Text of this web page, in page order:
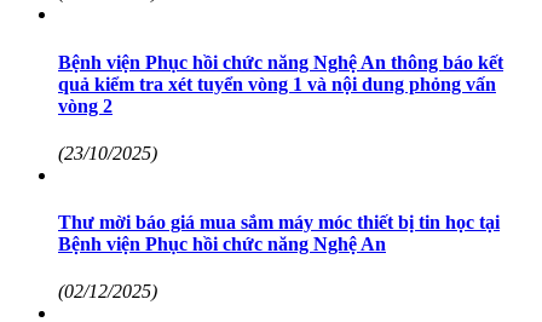
Bệnh viện Phục hồi chức năng Nghệ An thông báo kết
quả kiểm tra xét tuyển vòng 1 và nội dung phỏng vấn
vòng 2
(23/10/2025)
Thư mời báo giá mua sắm máy móc thiết bị tin học tại
Bệnh viện Phục hồi chức năng Nghệ An
(02/12/2025)